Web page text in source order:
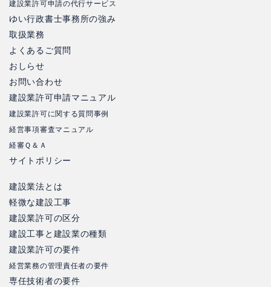
建設業許可申請の代行サービス
ゆい行政書士事務所の強み
取扱業務
よくあるご質問
おしらせ
お問い合わせ
建設業許可申請マニュアル
建設業許可に関する質問事例
経営事項審査マニュアル
経審Ｑ＆Ａ
サイトポリシー
建設業法とは
軽微な建設工事
建設業許可の区分
建設工事と建設業の種類
建設業許可の要件
経営業務の管理責任者の要件
専任技術者の要件